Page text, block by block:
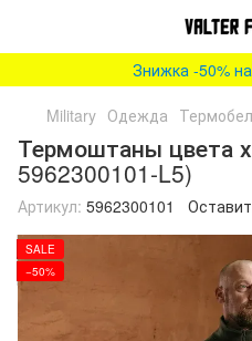
Знижка -50%
Military Одежда
Термоштаны цвета
5962300101-L5)
Артикул: 5962300101
SALE
−50%